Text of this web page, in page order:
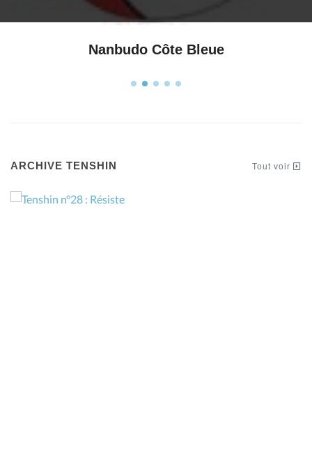
Nanbudo Côte Bleue
ARCHIVE TENSHIN Tout voir